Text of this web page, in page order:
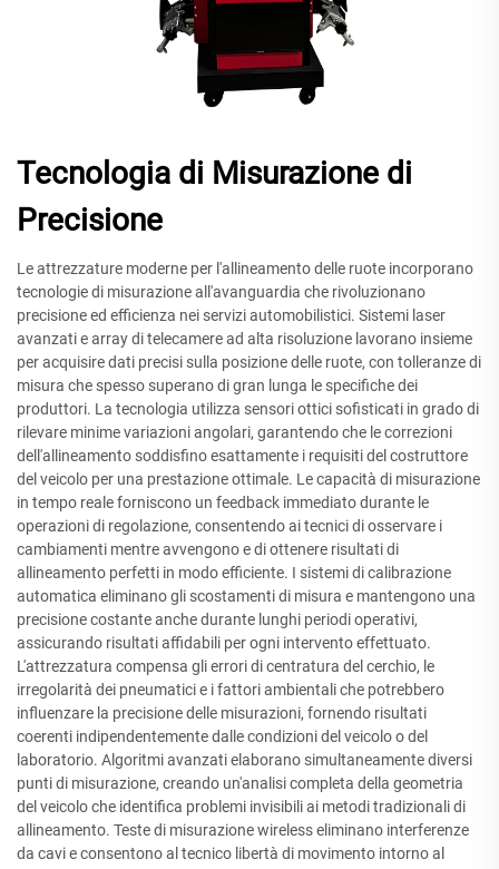
Tecnologia di Misurazione di
Precisione
Le attrezzature moderne per l'allineamento delle ruote incorporano
tecnologie di misurazione all'avanguardia che rivoluzionano
precisione ed efficienza nei servizi automobilistici. Sistemi laser
avanzati e array di telecamere ad alta risoluzione lavorano insieme
per acquisire dati precisi sulla posizione delle ruote, con tolleranze di
misura che spesso superano di gran lunga le specifiche dei
produttori. La tecnologia utilizza sensori ottici sofisticati in grado di
rilevare minime variazioni angolari, garantendo che le correzioni
dell'allineamento soddisfino esattamente i requisiti del costruttore
del veicolo per una prestazione ottimale. Le capacità di misurazione
in tempo reale forniscono un feedback immediato durante le
operazioni di regolazione, consentendo ai tecnici di osservare i
cambiamenti mentre avvengono e di ottenere risultati di
allineamento perfetti in modo efficiente. I sistemi di calibrazione
automatica eliminano gli scostamenti di misura e mantengono una
precisione costante anche durante lunghi periodi operativi,
assicurando risultati affidabili per ogni intervento effettuato.
L'attrezzatura compensa gli errori di centratura del cerchio, le
irregolarità dei pneumatici e i fattori ambientali che potrebbero
influenzare la precisione delle misurazioni, fornendo risultati
coerenti indipendentemente dalle condizioni del veicolo o del
laboratorio. Algoritmi avanzati elaborano simultaneamente diversi
punti di misurazione, creando un'analisi completa della geometria
del veicolo che identifica problemi invisibili ai metodi tradizionali di
allineamento. Teste di misurazione wireless eliminano interferenze
da cavi e consentono al tecnico libertà di movimento intorno al